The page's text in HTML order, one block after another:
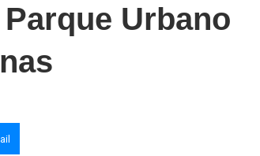
Urbano